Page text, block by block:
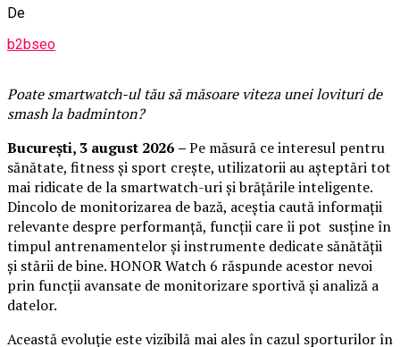
De
b2bseo
Poate smartwatch-ul tăusă măsoare viteza unei lovituri de
smash la badminton?
București, 3 august 2026 –Pe măsură ce interesul pentru
sănătate, fitness și sport crește, utilizatorii au așteptări tot
mai ridicate de la smartwatch-uri și brățările inteligente.
Dincolo de monitorizarea de bază, aceștia caută informații
relevante despre performanță, funcții care îi pot susține în
timpul antrenamentelor și instrumente dedicate sănătății
și stării de bine. HONOR Watch 6 răspunde acestor nevoi
prin funcții avansate de monitorizare sportivă și analiză a
datelor.
Această evoluție este vizibilă mai ales în cazul sporturilor în